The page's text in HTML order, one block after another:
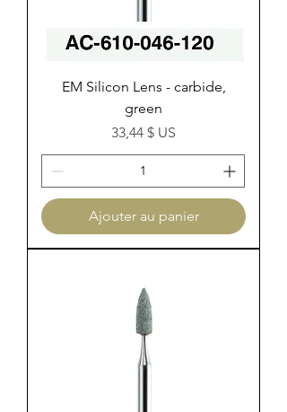
EM Silicon Lens - carbide,
green
Prix
33,44 $ US
Ajouter au panier